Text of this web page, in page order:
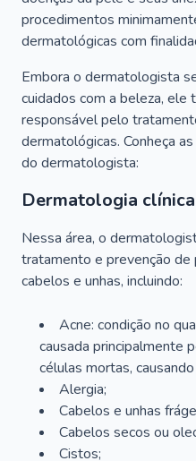
procedimentos
dermatológicas com
Embora o dermatologista
cuidados com a beleza, ele
responsável pelo
dermatológicas. Conheça
do dermatologista:
Dermatologia
Nessa área, o
tratamento e prevenção
cabelos e unhas, incluindo:
Acne: condição no
causada principalmente
células mortas,
Alergia;
Cabelos e unhas
Cabelos secos ou
Cistos;